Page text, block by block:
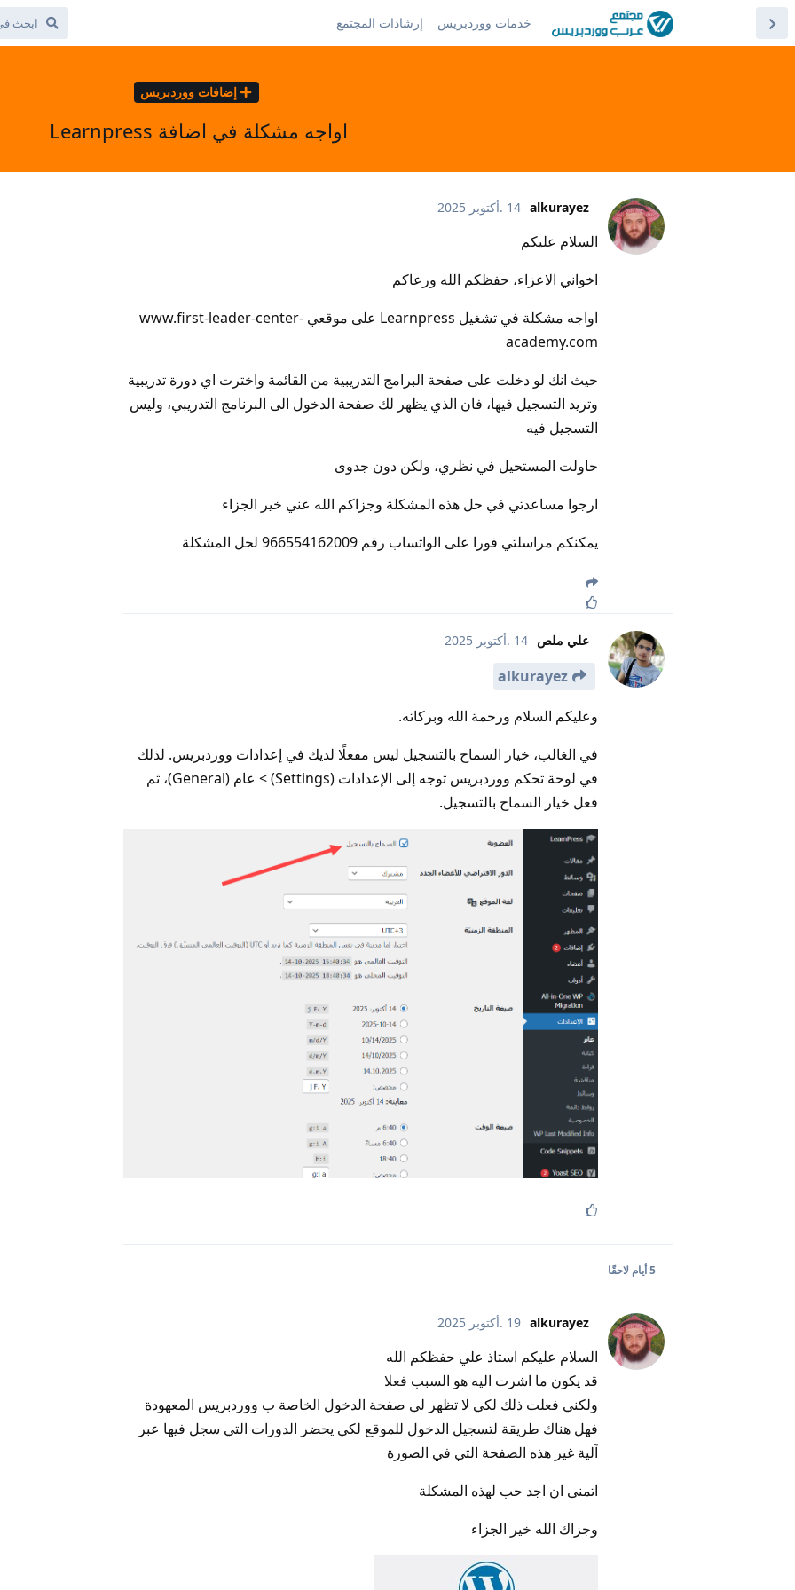
خدمات ووردبريس إرشادات المجتمع
إضافات ووردبريس
اواجه مشكلة في اضافة Learnpress
alkurayez 14 .أكتوبر 2025
السلام عليكم
اخواني الاعزاء، حفظكم الله ورعاكم
اواجه مشكلة في تشغيل Learnpress على موقعي www.first-leader-center-
academy.com
حيث انك لو دخلت على صفحة البرامج التدريبية من القائمة واخترت اي دورة تدريبية
وتريد التسجيل فيها، فان الذي يظهر لك صفحة الدخول الى البرنامج التدريبي، وليس
التسجيل فيه
حاولت المستحيل في نظري، ولكن دون جدوى
ارجوا مساعدتي في حل هذه المشكلة وجزاكم الله عني خير الجزاء
يمكنكم مراسلتي فورا على الواتساب رقم 966554162009 لحل المشكلة
علي ملص 14 .أكتوبر 2025
alkurayez
وعليكم السلام ورحمة الله وبركاته.
في الغالب، خيار السماح بالتسجيل ليس مفعلًا لديك في إعدادات ووردبريس. لذلك
في لوحة تحكم ووردبريس توجه إلى الإعدادات (Settings) > عام (General)، ثم
فعل خيار السماح بالتسجيل.
5 أيام لاحقًا
alkurayez 19 .أكتوبر 2025
السلام عليكم استاذ علي حفظكم الله
قد يكون ما اشرت اليه هو السبب فعلا
ولكني فعلت ذلك لكي لا تظهر لي صفحة الدخول الخاصة ب ووردبريس المعهودة
فهل هناك طريقة لتسجيل الدخول للموقع لكي يحضر الدورات التي سجل فيها عبر
آلية غير هذه الصفحة التي في الصورة
اتمنى ان اجد حب لهذه المشكلة
وجزاك الله خير الجزاء